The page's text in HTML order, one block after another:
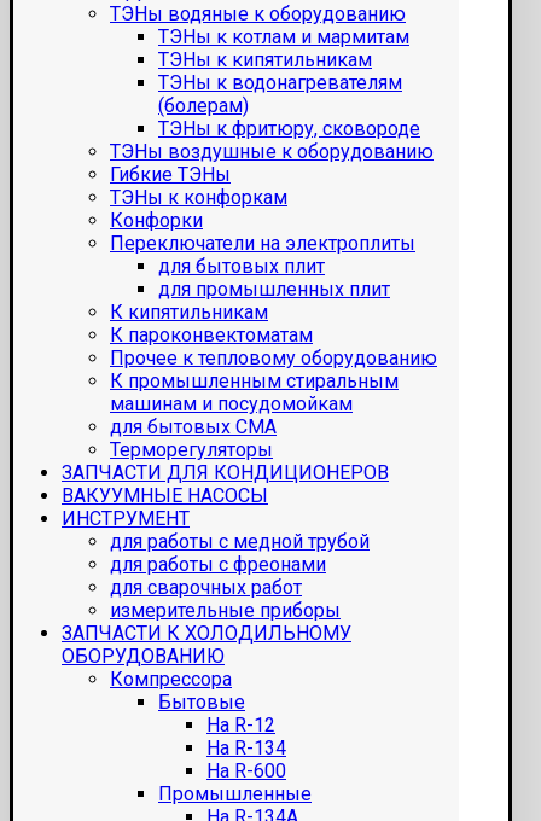
ТЭНы водяные к оборудованию
ТЭНы к котлам и мармитам
ТЭНы к кипятильникам
ТЭНы к водонагревателям
(болерам)
ТЭНы к фритюру, сковороде
ТЭНы воздушные к оборудованию
Гибкие ТЭНы
ТЭНы к конфоркам
Конфорки
Переключатели на электроплиты
для бытовых плит
для промышленных плит
К кипятильникам
К пароконвектоматам
Прочее к тепловому оборудованию
К промышленным стиральным
машинам и посудомойкам
для бытовых СМА
Терморегуляторы
ЗАПЧАСТИ ДЛЯ КОНДИЦИОНЕРОВ
ВАКУУМНЫЕ НАСОСЫ
ИНСТРУМЕНТ
для работы с медной трубой
для работы с фреонами
для сварочных работ
измерительные приборы
ЗАПЧАСТИ К ХОЛОДИЛЬНОМУ
ОБОРУДОВАНИЮ
Компрессора
Бытовые
На R-12
На R-134
На R-600
Промышленные